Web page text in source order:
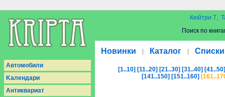
Кюйтри 7,
Поиск по
Новинки Каталог Списки
Aвтомобили
Kалендари
Антиквариат
[1..10] [11..20] [21..30] [31..40] [41..50]
[141..150] [151..160]